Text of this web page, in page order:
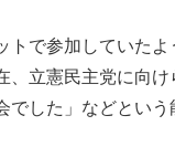
で参加していた
、立憲民主党に向
でした」などとい